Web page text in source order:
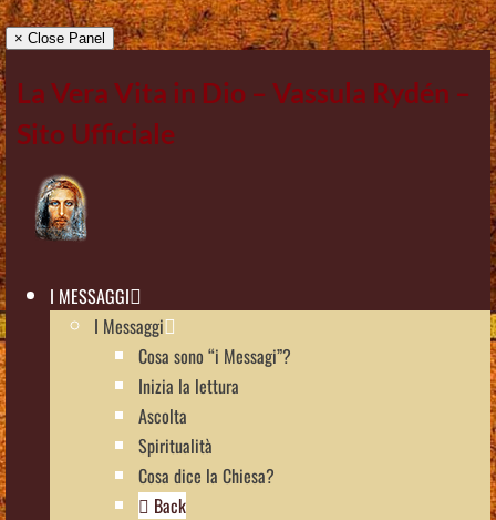
× Close Panel
La Vera Vita in Dio – Vassula Rydén –
Sito Ufficiale
I MESSAGGI
I Messaggi
Cosa sono “i Messagi”?
Inizia la lettura
Ascolta
Spiritualità
Cosa dice la Chiesa?
Back